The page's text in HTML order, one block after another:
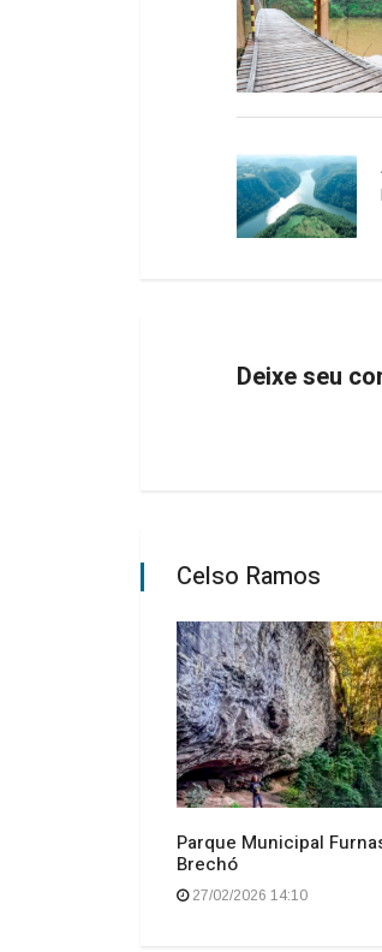
Deixe seu
Celso Ramos
Parque Municipal
Brechó
27/02/2026 14:10